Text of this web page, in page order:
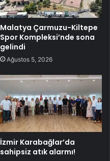
Malatya Çarmuzu-Kiltepe
Spor Kompleksi’nde sona
gelindi
Ağustos 5, 2026
İzmir Karabağlar’da
sahipsiz atık alarmı!